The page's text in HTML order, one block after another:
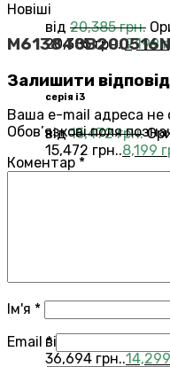
від 20,385грн.
20,385 грн..9,199
серія i3
від15,472грн.
15,472 грн..8,199
від
36,694 грн..14,299
Новіші
Залишити
Ваша e-mail адреса
Обов’язкові поля
Коментар *
Ім'я *
Email *